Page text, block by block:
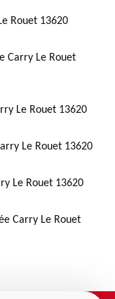
Rouet 13620
Carry Le Rouet
Le Rouet 13620
Le Rouet 13620
Le Rouet 13620
Carry Le Rouet